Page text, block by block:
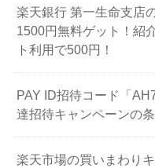
楽天銀行 第一生命支店
1500円無料ゲット！紹
ト利用で500円！
PAY ID招待コード「
達招待キャンペーンの
楽天市場の買いまわり